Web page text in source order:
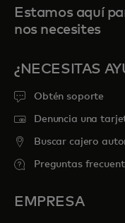
Estamos aquí
nos necesites
¿NECESITAS
Obtén soporte
Denuncia una
Buscar cajero
Preguntas
EMPRESA